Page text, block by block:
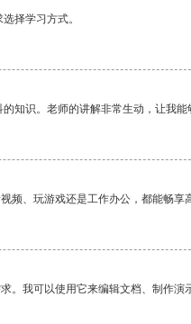
择学习方式。
知识。老师的讲解非常生动，让我能
频、玩游戏还是工作办公，都能畅
。我可以使用它来编辑文档、制作演